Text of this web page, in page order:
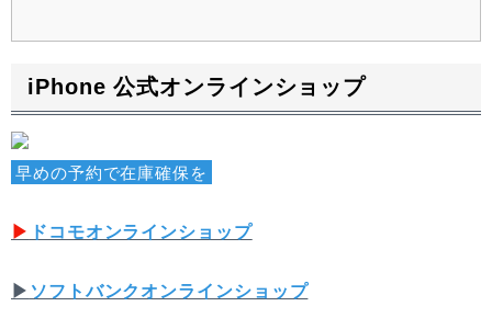
iPhone 公式オンラインショップ
早めの予約で在庫確保を
▶︎ ドコモオンラインショップ
▶︎ ソフトバンクオンラインショップ